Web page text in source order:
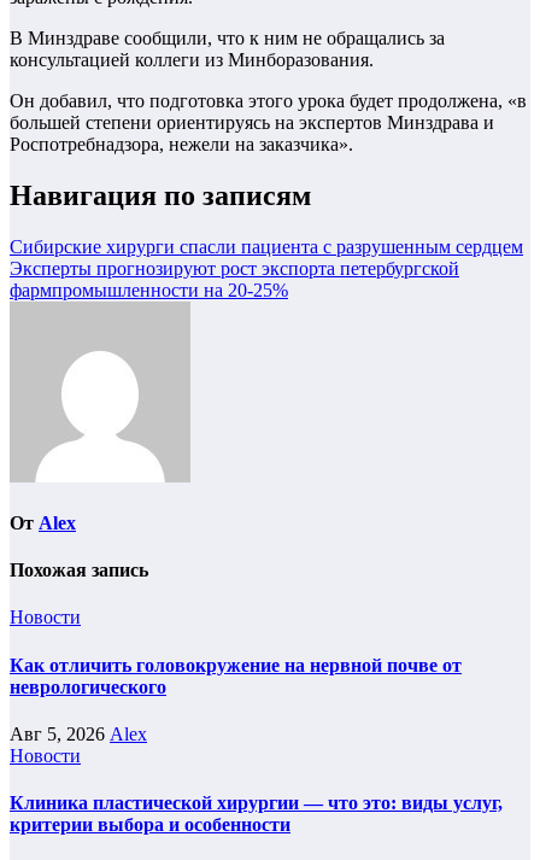
В Минздраве сообщили, что к ним не обращались за
консультацией коллеги из Минборазования.
Он добавил, что подготовка этого урока будет продолжена, «в
большей степени ориентируясь на экспертов Минздрава и
Роспотребнадзора, нежели на заказчика».
Навигация по записям
Сибирские хирурги спасли пациента с разрушенным сердцем
Эксперты прогнозируют рост экспорта петербургской
фармпромышленности на 20-25%
От Alex
Похожая запись
Новости
Как отличить головокружение на нервной почве от
неврологического
Авг 5, 2026 Alex
Новости
Клиника пластической хирургии — что это: виды услуг,
критерии выбора и особенности